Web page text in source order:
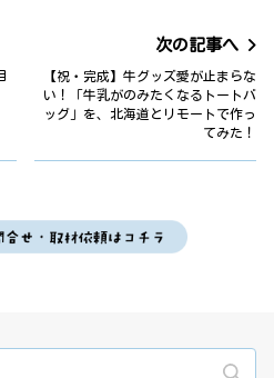
次の記事へ
【祝・完成】牛グッズ愛が止まらな
い！「牛乳がのみたくなるトートバ
ッグ」を、北海道とリモートで作っ
てみた！